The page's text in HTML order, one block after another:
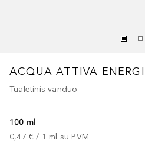
ACQUA ATTIVA
Tualetinis vanduo
100 ml
0,47 € / 1 ml su PVM